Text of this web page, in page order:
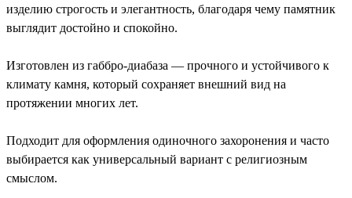
изделию строгость и элегантность, благодаря чему памятник
выглядит достойно и спокойно.
Изготовлен из габбро-диабаза — прочного и устойчивого к
климату камня, который сохраняет внешний вид на
протяжении многих лет.
Подходит для оформления одиночного захоронения и часто
выбирается как универсальный вариант с религиозным
смыслом.